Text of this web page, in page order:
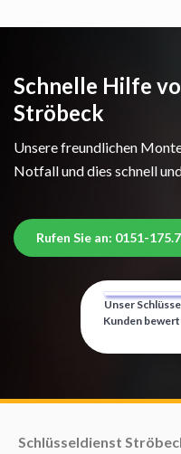
Schnelle Hilfe
Ströbeck
Unsere freundlichen
Notfall und dies schnell
Rufen Sie an: 0151-
Unser
Kunden
Schlüsseldienst